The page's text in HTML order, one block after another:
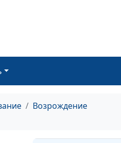
Возрождение
Может ли Божий